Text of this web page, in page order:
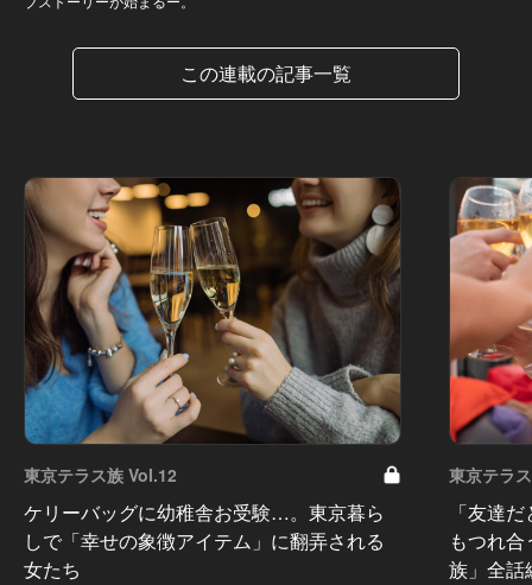
この連載の記事一覧
東京テラス族 Vol.12
ケリーバッグに幼稚舎お受験…。東京暮ら
しで「幸せの象徴アイテム」に翻弄される
女たち
東京テラ
「友達
もつれ
族」全話